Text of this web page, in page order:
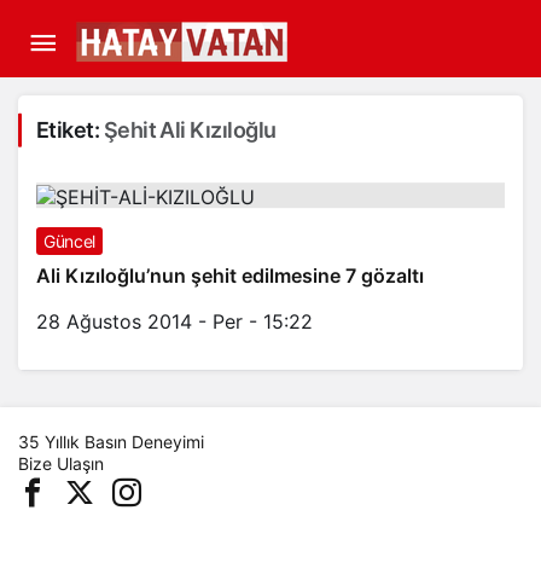
Etiket: Şehit Ali Kızıloğlu
Güncel
Ali Kızıloğlu’nun şehit edilmesine 7 gözaltı
28 Ağustos 2014 - Per - 15:22
35 Yıllık Basın Deneyimi
Bize Ulaşın